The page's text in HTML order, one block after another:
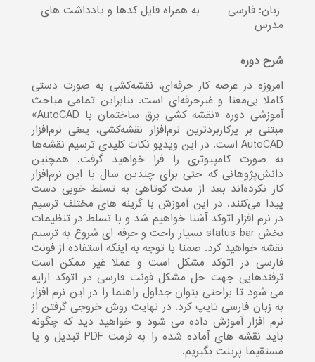
زبان: فارسی به همراه فایل کدها و یادداشت های
مدرس
شرح دوره
امروزه در عرصه کار حرفه‌ای، نقشه‌کشی به صورت دستی
کاملا بی‌معنا و غیرحرفه‌ای است. بنابراین تمامی مباحث
آموزشی دوره «نقشه کشی برق ساختمان با AutoCAD»
مبتنی بر پرکاربردترین نرم‌افزار نقشه‌کشی، یعنی نرم‌افزار
AutoCAD است. در این ویدیو نکات کلیدی ترسیم نقشه‌ها
به صورت کامپیوتری را فرا خواهید گرفت. همچنین
دانش‌پژوهانی که حتی برای چندین سال با این نرم‌افزار
کار نکرده‌اند بعد از مدت کوتاهی به تسلط خوبی دست
پیدا می‌کنند. در این آموزش با گزینه های مختلف ترسیم
در نرم افزار اتوکد آشنا خواهیم شد و با تسلط در تنظیمات
بخش status bar بسیار راحت و حرفه ای شروع به ترسیم
نقشه خواهید کرد. ضمنا با توجه به اینکه استفاده از فونت
فارسی در اتوکد مشکل است و عملا غیر ممکن است
ترفندهایی جهت حل مشکل فونت فارسی در اتوکد ارایه
می شود تا براحتی بتوان جداول راهنما را در این نرم افزار
به زبان فارسی تایپ کرد. در نهایت روش خروجی گرفتن از
نرم افزار آموزش داده می شود و خواهید دید که چگونه
باید نقشه های آماده شده را به فرمت PDF تبدیل و یا
مستقیما پرینت بگیریم.